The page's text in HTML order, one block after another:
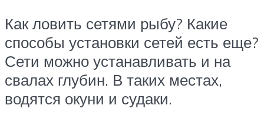
Как ловить сетями рыбу? Какие
способы установки сетей есть еще?
Сети можно устанавливать и на
свалах глубин. В таких местах,
водятся окуни и судаки.